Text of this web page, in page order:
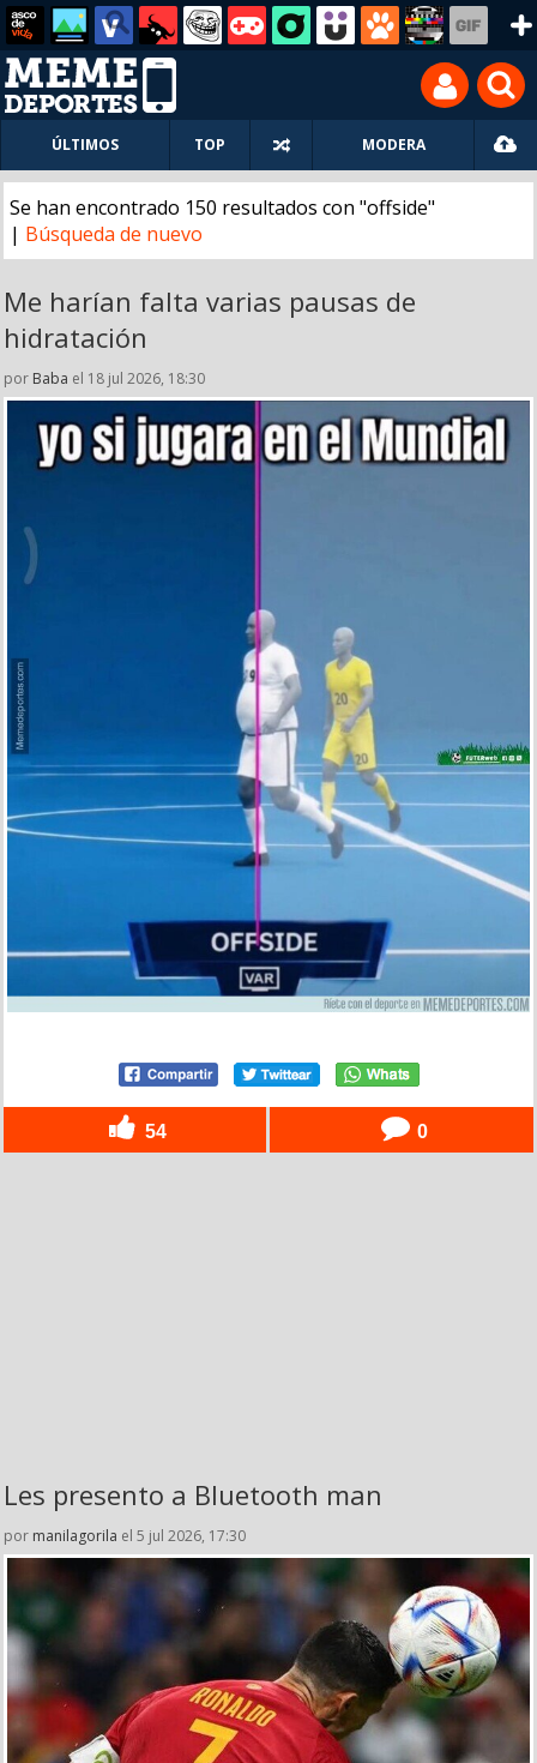
ÚLTIMOS TOP MODERA
Se han encontrado 150 resultados con "offside"
| Búsqueda de nuevo
Me harían falta varias pausas de
hidratación
por Baba el 18 jul 2026, 18:30
54 0
Les presento a Bluetooth man
por manilagorila el 5 jul 2026, 17:30